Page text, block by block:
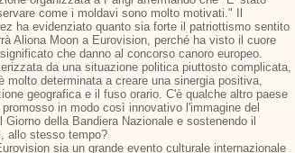
come i moldavi sono molto motivati." Il
ha evidenziato quanto sia forte il patriottismo sentito
Aliona Moon a Eurovision, perché ha visto il cuore
che danno al concorso canoro europeo.
da una situazione politica piuttosto complicata,
molto determinata a creare una sinergia positiva,
geografica e il fuso orario. C'è qualche altro paese
in modo così innovativo l'immagine del
della Bandiera Nazionale e sostenendo il
allo stesso tempo?
sia un grande evento culturale internazionale